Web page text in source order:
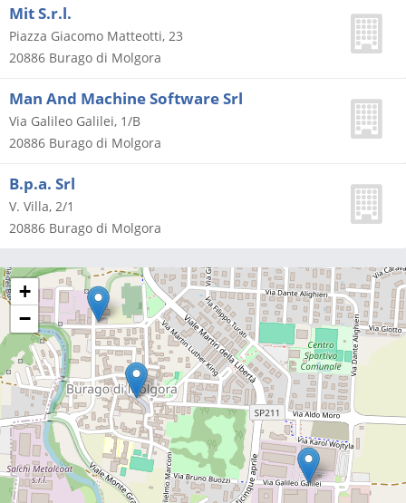
Mit S.r.l.
Piazza Giacomo Matteotti, 23
20886 Burago di Molgora
Man And Machine Software Srl
Via Galileo Galilei, 1/B
20886 Burago di Molgora
B.p.a. Srl
V. Villa, 2/1
20886 Burago di Molgora
+
−